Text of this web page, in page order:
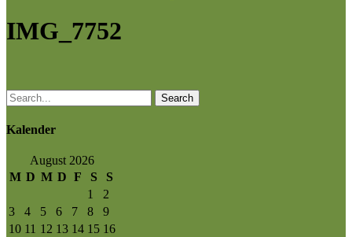
IMG_7752
Search
Kalender
August 2026
M D M D F S
S
1
2
3
4 5 6 7 8
9
10 11 12 13 14 15 16